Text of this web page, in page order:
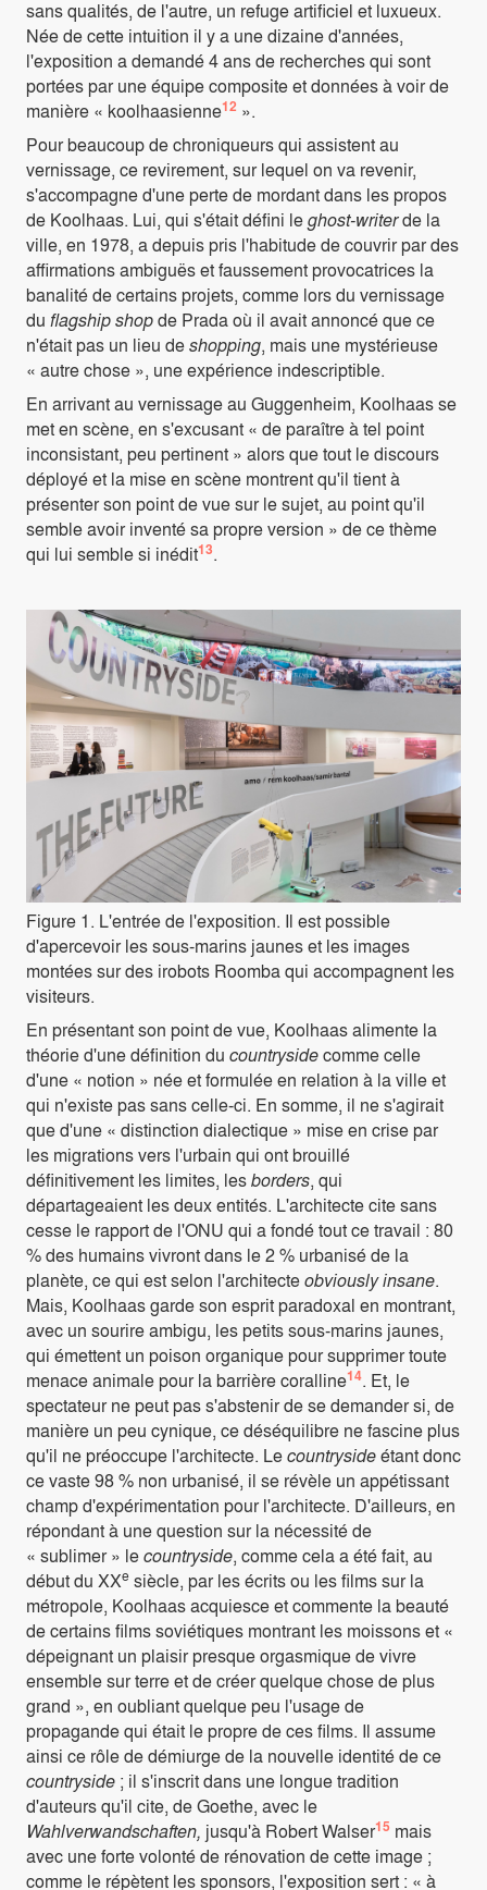
sans qualités, de l'autre, un refuge artificiel et luxueux.
Née de cette intuition il y a une dizaine d'années,
l'exposition a demandé 4 ans de recherches qui sont
portées par une équipe composite et données à voir de
manière « koolhaasienne12 ».
Pour beaucoup de chroniqueurs qui assistent au
vernissage, ce revirement, sur lequel on va revenir,
s'accompagne d'une perte de mordant dans les propos
de Koolhaas. Lui, qui s'était défini leghost-writerde la
ville, en 1978, a depuis pris l'habitude de couvrir par des
affirmations ambiguës et faussement provocatrices la
banalité de certains projets, comme lors du vernissage
du flagship shopde Prada où il avait annoncé que ce
n'était pas un lieu deshopping, mais une mystérieuse
« autre chose », une expérience indescriptible.
En arrivant au vernissage au Guggenheim, Koolhaas se
met en scène, en s'excusant « de paraître à tel point
inconsistant, peu pertinent » alors que tout le discours
déployé et la mise en scène montrent qu'il tient à
présenter son point de vue sur le sujet, au point qu'il
semble avoir inventé sa propre version » de ce thème
qui lui semble si inédit13.
Figure 1. L'entrée de l'exposition. Il est possible
d'apercevoir les sous-marins jaunes et les images
montées sur des irobots Roomba qui accompagnent les
visiteurs.
En présentant son point de vue, Koolhaas alimente la
théorie d'une définition du countrysidecomme celle
d'une « notion » née et formulée en relation à la ville et
qui n'existe pas sans celle-ci. En somme, il ne s'agirait
que d'une « distinction dialectique » mise en crise par
les migrations vers l'urbain qui ont brouillé
définitivement les limites, lesborders, qui
départageaient les deux entités. L'architecte cite sans
cesse le rapport de l'ONU qui a fondé tout ce travail : 80
% des humains vivront dans le 2 % urbanisé de la
planète, ce qui est selon l'architecteobviously insane.
Mais, Koolhaas garde son esprit paradoxal en montrant,
avec un sourire ambigu, les petits sous-marins jaunes,
qui émettent un poison organique pour supprimer toute
menace animale pour la barrière coralline14. Et, le
spectateur ne peut pas s'abstenir de se demander si, de
manière un peu cynique, ce déséquilibre ne fascine plus
qu'il ne préoccupe l'architecte. Lecountrysideétant donc
ce vaste 98 % non urbanisé, il se révèle un appétissant
champ d'expérimentation pour l'architecte. D'ailleurs, en
répondant à une question sur la nécessité de
« sublimer » lecountryside, comme cela a été fait, au
début du XXe siècle, par les écrits ou les films sur la
métropole, Koolhaas acquiesce et commente la beauté
de certains films soviétiques montrant les moissons et «
dépeignant un plaisir presque orgasmique de vivre
ensemble sur terre et de créer quelque chose de plus
grand », en oubliant quelque peu l'usage de
propagande qui était le propre de ces films. Il assume
ainsi ce rôle de démiurge de la nouvelle identité de ce
countryside ; il s'inscrit dans une longue tradition
d'auteurs qu'il cite, de Goethe, avec le
Wahlverwandschaften, jusqu'à Robert Walser15 mais
avec une forte volonté de rénovation de cette image ;
comme le répètent les sponsors, l'exposition sert : « à